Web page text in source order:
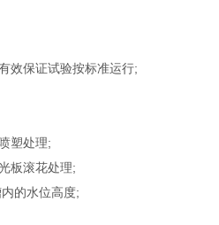
效保证试验按标准运行;
塑处理;
板滚花处理;
的水位高度;